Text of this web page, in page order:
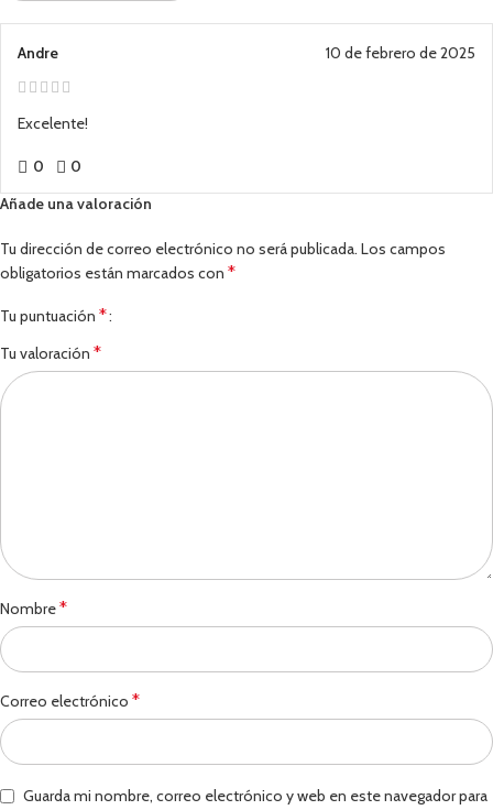
Andre 10 de febrero de 2025
Excelente!
0
0
Añade una valoración
Tu dirección de correo electrónico no será publicada. Los campos
obligatorios están marcados con *
Tu puntuación *
Tu valoración *
Nombre*
Correo electrónico *
Guarda mi nombre, correo electrónico y web en este navegador para